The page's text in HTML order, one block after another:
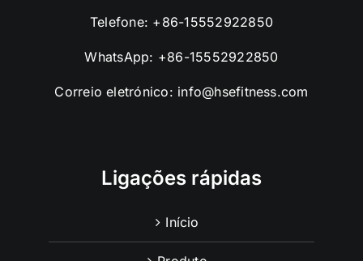
Telefone: +86-15552922850
WhatsApp: +86-15552922850
Correio eletrónico: info@hsefitness.com
Ligações rápidas
Início